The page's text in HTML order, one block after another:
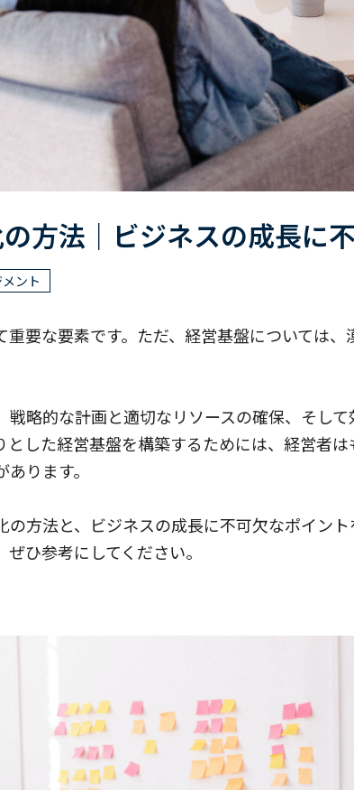
方法｜ビジネスの成長に
ント
要な要素です。ただ、経営基盤については
略的な計画と適切なリソースの確保、そし
した経営基盤を構築するためには、経営者
ります。
方法と、ビジネスの成長に不可欠なポイン
ひ参考にしてください。